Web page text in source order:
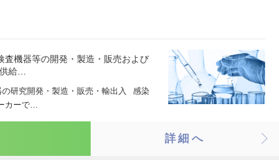
査機器等の開発・製造・販売および
供給…
の研究開発・製造・販売・輸出入 感染
カーで…
詳細へ